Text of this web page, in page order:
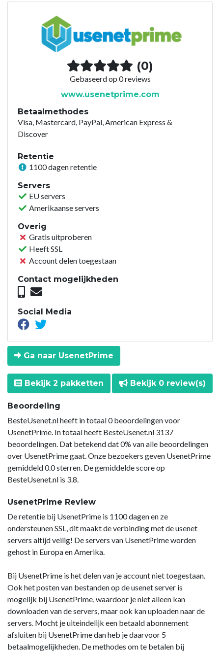
(0)
Gebaseerd op 0 reviews
www.usenetprime.com
Betaalmethodes
Visa, Mastercard, PayPal, American Express &
Discover
Retentie
1100 dagen retentie
Servers
EU servers
Amerikaanse servers
Overig
Gratis uitproberen
Heeft SSL
Account delen toegestaan
Contact mogelijkheden
Social Media
Ga naar UsenetPrime
Bekijk 2 pakketten Bekijk 0 review(s)
Beoordeling
BesteUsenet.nl heeft in totaal 0 beoordelingen voor
UsenetPrime. In totaal heeft BesteUsenet.nl 3137
beoordelingen. Dat betekend dat 0% van alle beoordelingen
over UsenetPrime gaat. Onze bezoekers geven UsenetPrime
gemiddeld 0.0 sterren. De gemiddelde score op
BesteUsenet.nl is 3.8.
UsenetPrime Review
De retentie bij UsenetPrime is 1100 dagen en ze
ondersteunen SSL, dit maakt de verbinding met de usenet
servers altijd veilig! De servers van UsenetPrime worden
gehost in Europa en Amerika.
Bij UsenetPrime is het delen van je account niet toegestaan.
Ook het posten van bestanden op de usenet server is
mogelijk bij UsenetPrime, waardoor je niet alleen kan
downloaden van de servers, maar ook kan uploaden naar de
servers. Mocht je uiteindelijk een betaald abonnement
afsluiten bij UsenetPrime dan heb je daarvoor 5
betaalmogelijkheden. De methodes om te betalen bij